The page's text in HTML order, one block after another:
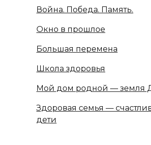
Война. Победа. Память.
Окно в прошлое
Большая перемена
Школа здоровья
Мой дом родной — земля
Здоровая семья —
дети